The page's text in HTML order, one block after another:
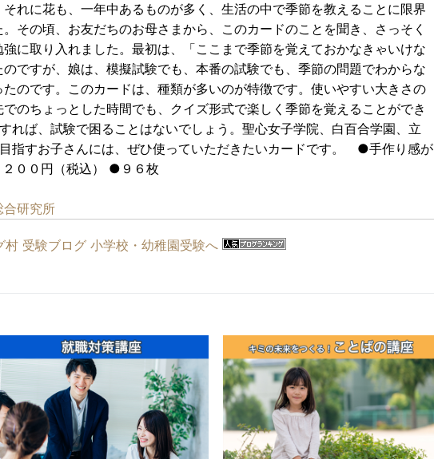
れに花も、一年中あるものが多く、生活の中で季節を教えることに限界
その頃、お友だちのお母さまから、このカードのことを聞き、さっそく
に取り入れました。最初は、「ここまで季節を覚えておかなきゃいけな
ですが、娘は、模擬試験でも、本番の試験でも、季節の問題でわからな
のです。このカードは、種類が多いのが特徴です。使いやすい大きさの
のちょっとした時間でも、クイズ形式で楽しく季節を覚えることができ
れば、試験で困ることはないでしょう。聖心女子学院、白百合学園、立
指すお子さんには、ぜひ使っていただきたいカードです。 ●手作り感が
００円（税込） ●９６枚
合研究所